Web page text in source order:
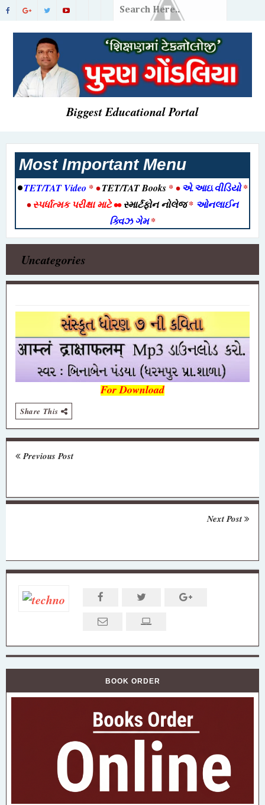
Biggest Educational Portal
Most Important Menu
•TET/TAT Video * •TET/TAT Books * •એ.આઇ.વીડિયો*
•સ્પર્ધાત્મક પરીક્ષા માટે••સ્માર્ટફોન નોલેજ* ઓનલાઈન
ક્વિઝ ગેમ*
Uncategories
For Download
Share This
Previous Post
Next Post
BOOK ORDER